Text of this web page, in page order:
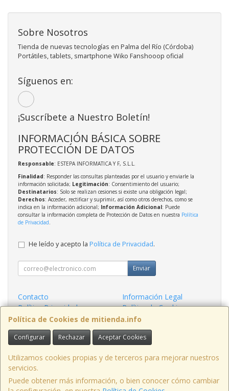
Política de Cookies de mitienda.info
Configurar Rechazar Aceptar Cookies
Utilizamos cookies propias y de terceros para mejorar nuestros
servicios.
Puede obtener más información, o bien conocer cómo cambiar
Sobre Nosotros
Tienda de nuevas tecnologías en Palma del Río (Córdoba)
Portátiles, tablets, smartphone Wiko Fanshooop oficial
Síguenos en:
¡Suscríbete a Nuestro Boletín!
INFORMACIÓN BÁSICA SOBRE
PROTECCIÓN DE DATOS
Responsable: ESTEPA INFORMATICA Y F, S.L.L.
Finalidad: Responder las consultas planteadas por el usuario y enviarle la
información solicitada; Legitimación: Consentimiento del usuario;
Destinatarios: Solo se realizan cesiones si existe una obligación legal;
Derechos: Acceder, rectificar y suprimir, así como otros derechos, como se
indica en la información adicional; Información Adicional: Puede
consultar la información completa de Protección de Datos en nuestra Política
de Privacidad.
He leído y acepto la Política de Privacidad.
Enviar
Contacto
Información Legal
Política Privacidad
Política de Cookies
Condiciones de Compra
Formas de Pago
Contacto
admin@mitienda.info